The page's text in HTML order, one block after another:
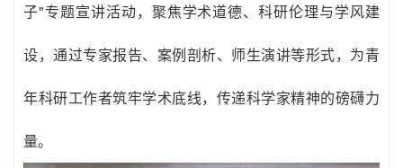
子"专题宣讲活动，聚焦学术道德、科研伦理与学风建
设，通过专家报告、案例剖析、师生演讲等形式，为青
年科研工作者筑牢学术底线，传递科学家精神的磅礴力
量。